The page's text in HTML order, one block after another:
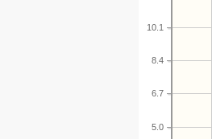
5.0
6.7
8.4
10.1